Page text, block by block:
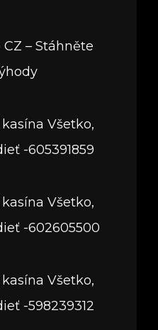
– Stáhněte
Všetko,
-605391859
Všetko,
-602605500
Všetko,
-598239312